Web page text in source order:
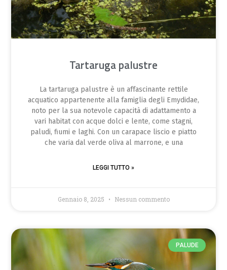
Tartaruga palustre
La tartaruga palustre è un affascinante rettile
acquatico appartenente alla famiglia degli Emydidae,
noto per la sua notevole capacità di adattamento a
vari habitat con acque dolci e lente, come stagni,
paludi, fiumi e laghi. Con un carapace liscio e piatto
che varia dal verde oliva al marrone, e una
LEGGI TUTTO »
Gennaio 8, 2025 Nessun commento
PALUDE